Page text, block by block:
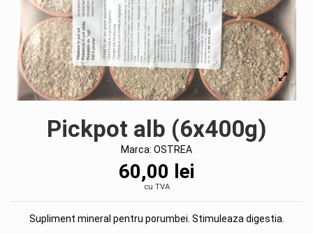
Pickpot alb (6x400g)
Marca: OSTREA
60,00 lei
cu TVA
Supliment mineral pentru porumbei. Stimuleaza digestia.